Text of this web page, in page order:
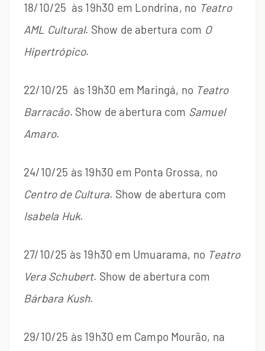
18/10/25 às 19h30 em Londrina, no Teatro
AML Cultural. Show de abertura com O
Hipertrópico.
22/10/25 às 19h30 em Maringá, no Teatro
Barracão. Show de abertura com Samuel
Amaro.
24/10/25 às 19h30 em Ponta Grossa, no
Centro de Cultura. Show de abertura com
Isabela Huk.
27/10/25 às 19h30 em Umuarama, no Teatro
Vera Schubert. Show de abertura com
Bárbara Kush.
29/10/25 às 19h30 em Campo Mourão, na